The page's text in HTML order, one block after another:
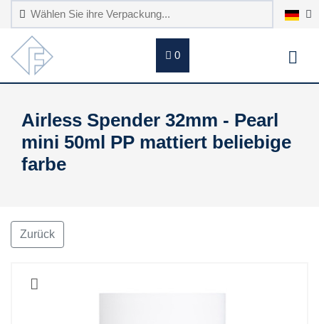
0
Airless Spender 32mm - Pearl
mini 50ml PP mattiert beliebige
farbe
Zurück